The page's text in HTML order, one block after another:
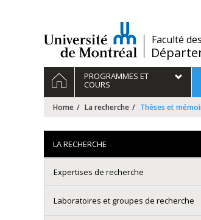
/Faculté
Navigation
principale
HOMEPROGRAMMES ET
COURS
Home La recherche Thèses et
LA RECHERCHE
Expertises de recherche
Laboratoires et groupes de recherche